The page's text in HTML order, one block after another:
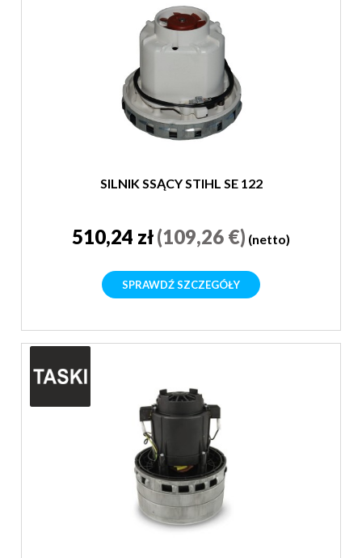
SILNIK SSĄCY STIHL SE 122
510,24 zł(109,26 €) (netto)
SPRAWDŹ SZCZEGÓŁY